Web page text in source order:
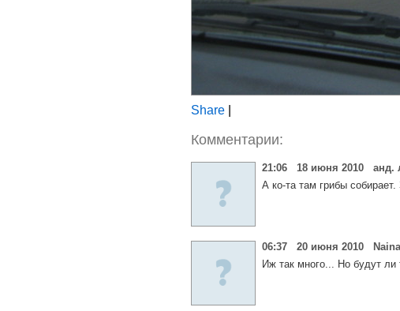
Share
Комментарии:
21:06 18 июня 2010 анд.
А ко-та там грибы
06:37 20 июня 2010
Иж так много... Но будут ли